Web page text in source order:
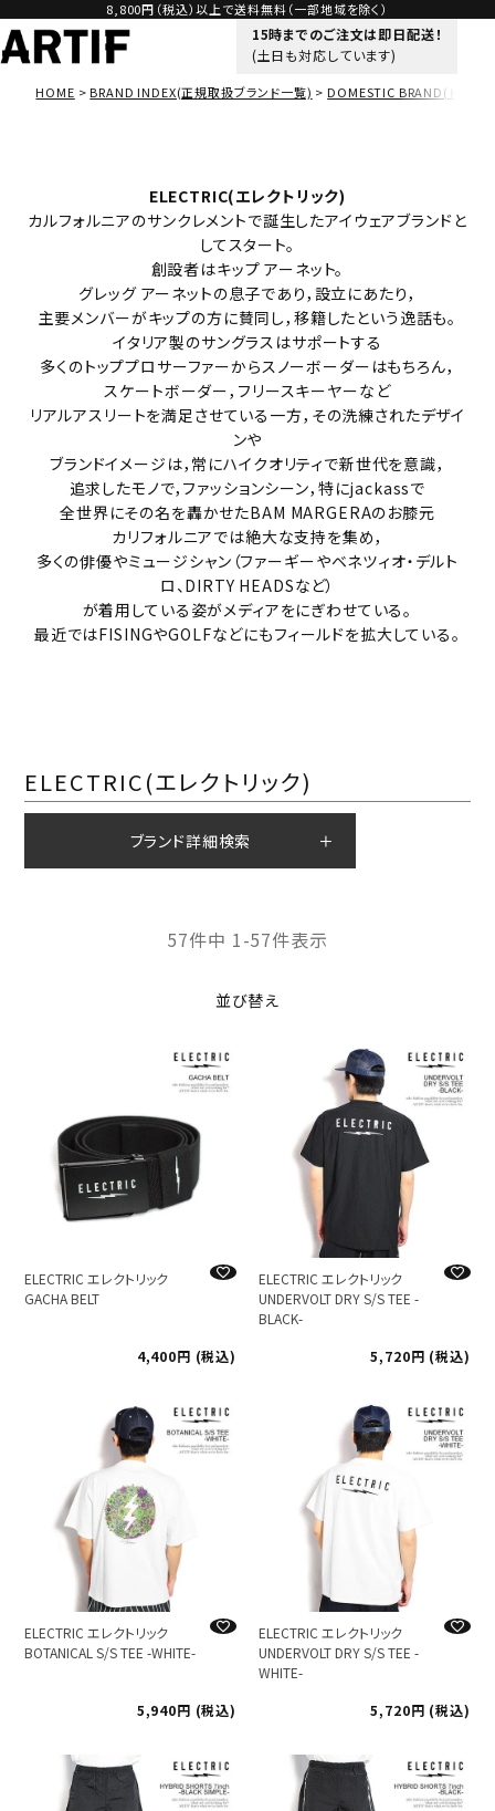
8,800円（税込）以上で送料無料（一部地域を除く）
15時までのご注文は即日配送！
(土日も対応しています)
HOME BRAND INDEX(正規取扱ブランド一覧) DOMESTIC BRAND(ドメステ
ELECTRIC(エレクトリック)
カルフォルニアのサンクレメントで誕生したアイウェアブランドと
してスタート。
創設者はキップ アーネット。
グレッグ アーネットの息子であり，設立にあたり，
主要メンバーがキップの方に賛同し，移籍したという逸話も。
イタリア製のサングラスはサポートする
多くのトッププロサーファーからスノーボーダーはもちろん，
スケートボーダー，フリースキーヤーなど
リアルアスリートを満足させている一方，その洗練されたデザイ
ンや
ブランドイメージは，常にハイクオリティで新世代を意識，
追求したモノで，ファッションシーン，特にjackassで
全世界にその名を轟かせたBAM MARGERAのお膝元
カリフォルニアでは絶大な支持を集め，
多くの俳優やミュージシャン（ファーギーやベネツィオ・デルト
ロ、DIRTY HEADSなど）
が着用している姿がメディアをにぎわせている。
最近ではFISINGやGOLFなどにもフィールドを拡大している。
ELECTRIC(エレクトリック)
ブランド詳細検索
並び替え
57件中 1-57件表示
ELECTRIC エレクトリック
GACHA BELT
4,400 税込
ELECTRIC エレクトリック
UNDERVOLT DRY S/S TEE -
BLACK-
5,720
税込
ELECTRIC エレクトリック
BOTANICAL S/S TEE -WHITE-
5,940 税込
ELECTRIC エレクトリック
UNDERVOLT DRY S/S TEE -
WHITE-
5,720
税込